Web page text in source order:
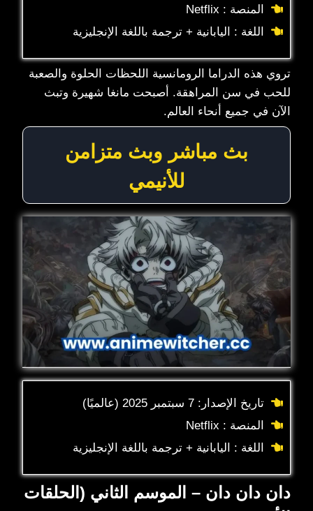
المنصة : Netflix
اللغة : اليابانية + ترجمة باللغة الإنجليزية
تروي هذه الدراما الرومانسية اللحظات الحلوة والصعبة
للحب في سن المراهقة. أصبحت مانغا شهيرة وتبث
الآن في جميع أنحاء العالم.
بث مباشر وبث متزامن
للأنيمي
تاريخ الإصدار: 7 سبتمبر 2025 (عالميًا)
المنصة : Netflix
اللغة : اليابانية + ترجمة باللغة الإنجليزية
دان دان دان – الموسم الثاني (الحلقات